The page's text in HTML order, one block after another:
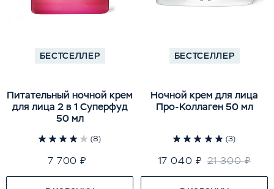
БЕСТСЕЛЛЕР
(8)
Питательный ночной крем
для лица 2 в 1 Суперфуд
50 мл
7 700 ₽
БЕСТСЕЛЛЕР
(3)
Ночной крем для лица
Про-Коллаген 50 мл
17 040 ₽ 21 300 ₽